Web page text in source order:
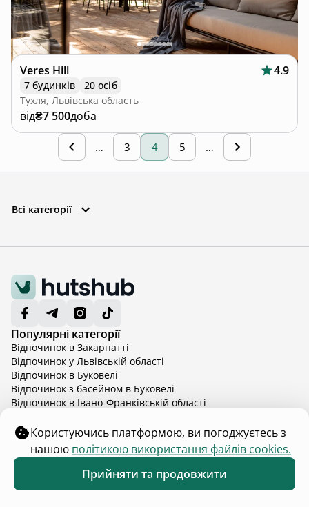
Veres Hill 4.9
7 будинків
20 осіб
Тухля, Львівська область
від₴7 500доба
… 3 4 5 …
Всі категорії
Популярні категорії
Відпочинок в Закарпатті
Відпочинок у Львівській області
Відпочинок в Буковелі
Відпочинок з басейном в Буковелі
Відпочинок в Івано-Франківській області
Відпочинок в Карпатах з басейном
Відпочинок в Київській області
Відпочинок в Київській області з басейном
Відпочинок в Тернопільській області
Відпочинок у Вінницькій області
Показати більше
Для власників та гостей
Каталог помешкань
Правила розміщення
Користуючись платформою, ви погоджуєтесь з
нашою політикою використання файлів cookies.
Прийняти та продовжити
Каталог